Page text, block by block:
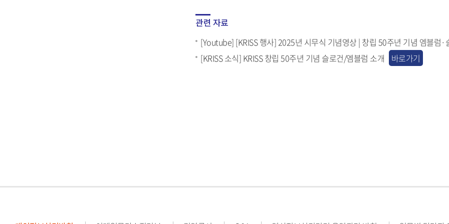
관련 자료
[Youtube] [KRISS 행사] 2025년 시무식 기념영상 | 창립 50주년 기념 엠블럼·
[KRISS 소식] KRISS 창립 50주년 기념 슬로건/엠블럼 소개
바로가기